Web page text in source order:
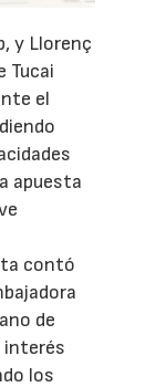
y Llorenç
Tucai
el
apuesta
contó
de
interés
los